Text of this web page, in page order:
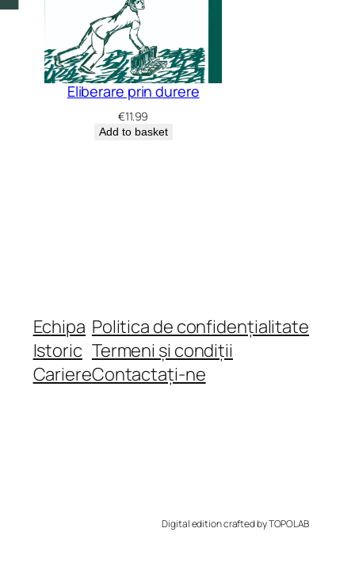
Eliberare prin durere
€11.99
Add to basket
Echipa
Istoric
Cariere
Politica de confidențialitate
Termeni și condiții
Contactați-ne
Digital edition crafted by TOPOLAB